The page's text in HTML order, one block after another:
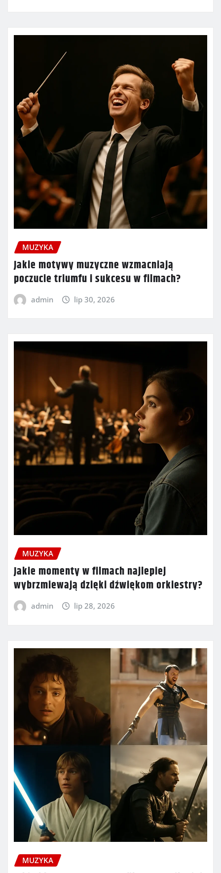
MUZYKA
Jakie motywy muzyczne wzmacniają
poczucie triumfu i sukcesu w filmach?
admin lip 30, 2026
MUZYKA
Jakie momenty w filmach najlepiej
wybrzmiewają dzięki dźwiękom orkiestry?
admin lip 28, 2026
MUZYKA